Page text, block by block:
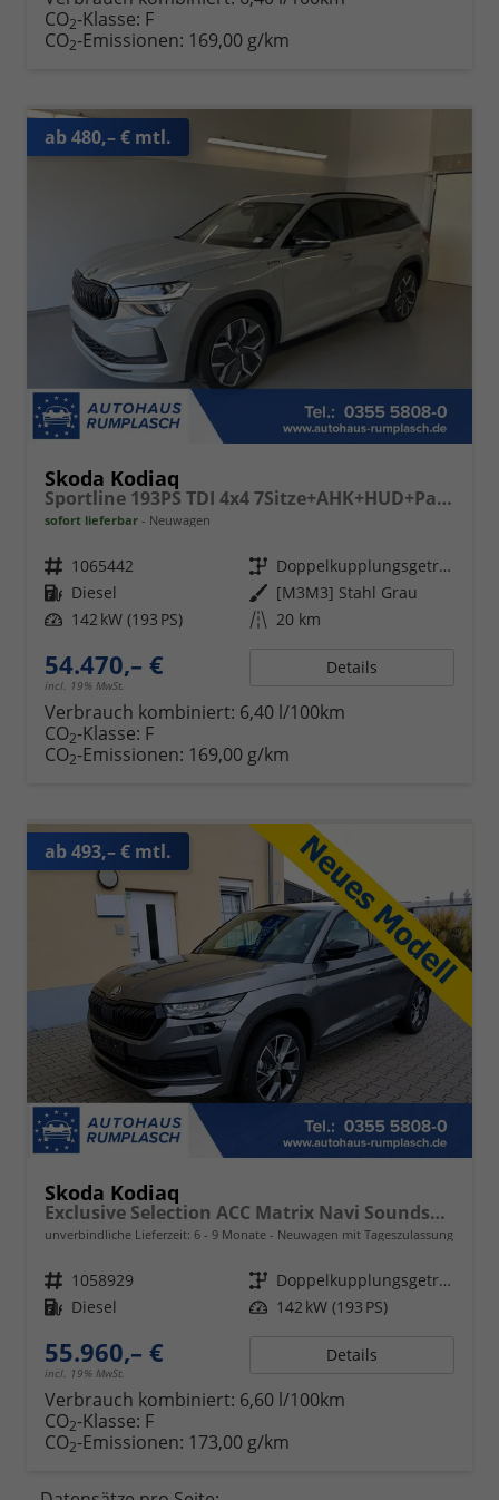
CO2-Klasse: F
CO2-Emissionen: 169,00 g/km
ab 480,– € mtl.
Skoda Kodiaq
Sportline 193PS TDI 4x4 7Sitze+AHK+HUD+Pano+360°+GV5+Navi+CANTON+Alu20
sofort lieferbar Neuwagen
Fahrzeugnr. 1065442 Getriebe
Doppelkupplungsgetriebe (DSG)
Kraftstoff Diesel Außenfarbe [M3M3] Stahl Grau
Leistung 142 kW (193 PS) Kilometerstand 20 km
54.470,– €
incl. 19% MwSt.
Details
Verbrauch kombiniert: 6,40 l/100km
CO2-Klasse: F
CO2-Emissionen: 169,00 g/km
ab 493,– € mtl.
Skoda Kodiaq
Exclusive Selection ACC Matrix Navi Soundsystem
unverbindliche Lieferzeit: 6 - 9 Monate Neuwagen mit Tageszulassung
Fahrzeugnr. 1058929 Getriebe
Doppelkupplungsgetriebe (DSG)
Kraftstoff Diesel Leistung 142 kW (193 PS)
55.960,– €
incl. 19% MwSt.
Details
Verbrauch kombiniert: 6,60 l/100km
CO2-Klasse: F
CO2-Emissionen: 173,00 g/km